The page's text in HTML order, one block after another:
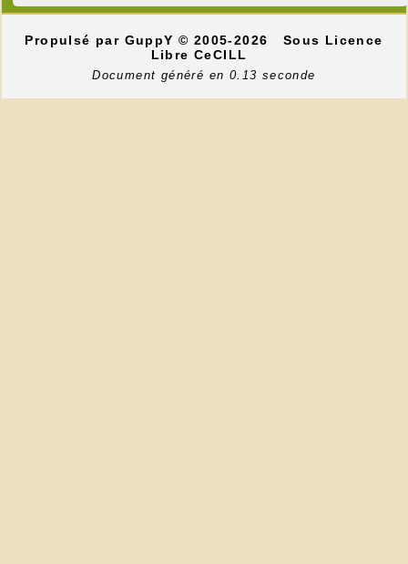
Propulsé par GuppY© 2005-2026
Sous Licence
Libre CeCILL
Document généré en 0.13 seconde